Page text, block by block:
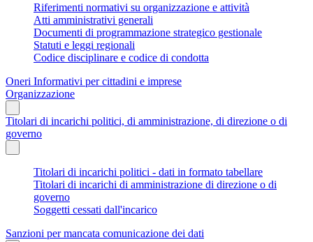
Riferimenti normativi su organizzazione e attività
Atti amministrativi generali
Documenti di programmazione strategico gestionale
Statuti e leggi regionali
Codice disciplinare e codice di condotta
Oneri Informativi per cittadini e imprese
Organizzazione
Titolari di incarichi politici, di amministrazione, di direzione o di
governo
Titolari di incarichi politici - dati in formato tabellare
Titolari di incarichi di amministrazione di direzione o di
governo
Soggetti cessati dall'incarico
Sanzioni per mancata comunicazione dei dati